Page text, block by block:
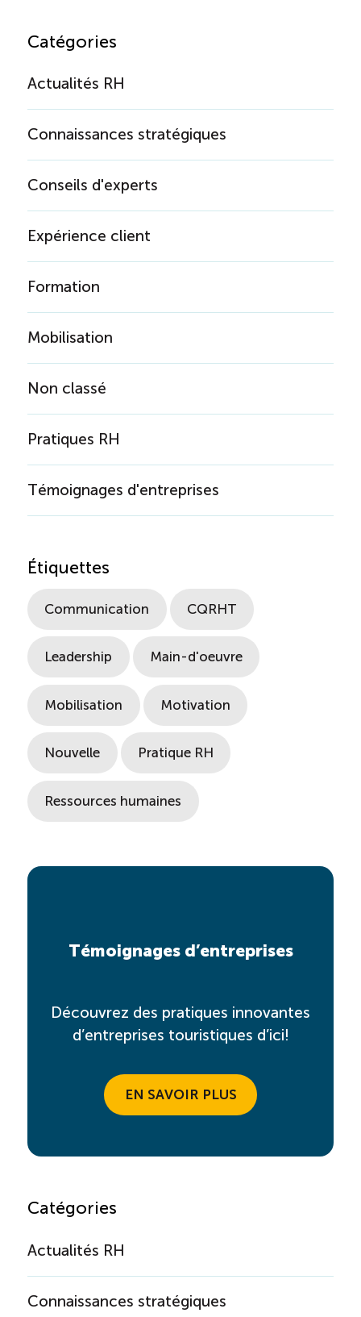
Catégories
Actualités RH
Connaissances stratégiques
Conseils d'experts
Expérience client
Formation
Mobilisation
Non classé
Pratiques RH
Témoignages d'entreprises
Étiquettes
Communication CQRHT
Leadership Main-d'oeuvre
Mobilisation Motivation
Nouvelle Pratique RH
Ressources humaines
Témoignages d’entreprises
Découvrez des pratiques innovantes
d’entreprises touristiques d’ici!
EN SAVOIR PLUS
Catégories
Actualités RH
Connaissances stratégiques